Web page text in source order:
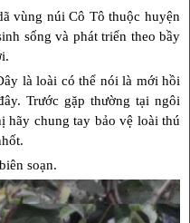
vùng núi Cô Tô thuộc huyện
sống và phát triển theo bầy
là loài có thể nói là mới hồi
Trước gặp thường tại ngôi
hãy chung tay bảo vệ loài thú
soạn.